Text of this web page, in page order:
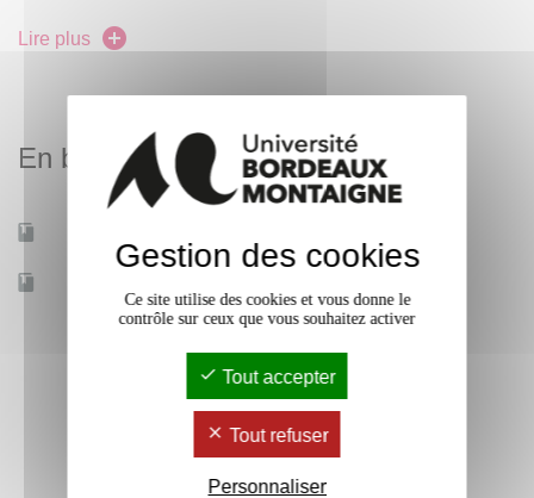
Thèmes abordés => Outils du Marketing digital,
Marketing durable, Communication sociale et solidaire,
Compétences théoriques et outils manageriaux dans
l'optique de préparer à l’Étude de cas pratique et au
consulting (recommandations stratégiques et
opérationnelles) pour des organisations.
Lire plus
En bref
Gestion des cookies
Ce site utilise des cookies et vous donne le
contrôle sur ceux que vous souhaitez activer
Tout accepter
Tout refuser
Personnaliser